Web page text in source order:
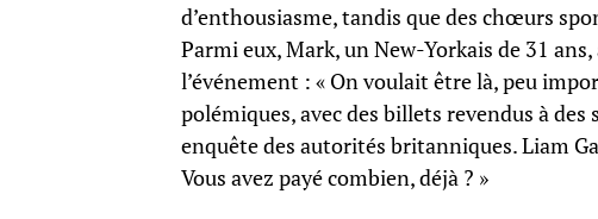
d’enthousiasme, tandis que des chœurs
Parmi eux, Mark, un New-Yorkais de 31
l’événement : « On voulait être là, peu
polémiques, avec des billets revendus à
enquête des autorités britanniques. Liam
Vous avez payé combien, déjà ? »